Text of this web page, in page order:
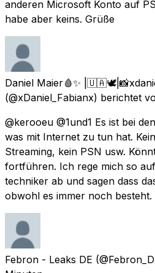
anderen Microsoft Konto auf
habe aber keins. Grüße
Daniel Maier🩸✨️
(@xDaniel_Fabianx) berichtet
@kerooeu @1und1 Es ist bei
was mit Internet zu tun hat.
Streaming, kein PSN usw.
fortführen. Ich rege mich so
techniker ab und sagen dass
obwohl es immer noch besteht.
Febron - Leaks DE